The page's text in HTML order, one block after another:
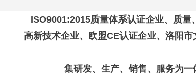
ISO9001:2015质量体系认证企业、质
高新技术企业、欧盟CE认证企业、洛阳
集研发、生产、销售、服务为